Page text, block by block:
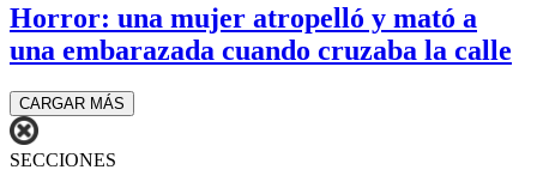
Horror: una mujer atropelló y mató a
una embarazada cuando cruzaba la calle
CARGAR MÁS
SECCIONES